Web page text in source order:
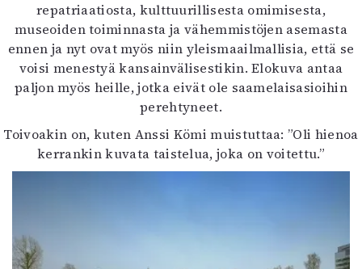
repatriaatiosta, kulttuurillisesta omimisesta,
museoiden toiminnasta ja vähemmistöjen asemasta
ennen ja nyt ovat myös niin yleismaailmallisia, että se
voisi menestyä kansainvälisestikin. Elokuva antaa
paljon myös heille, jotka eivät ole saamelaisasioihin
perehtyneet.
Toivoakin on, kuten Anssi Kömi muistuttaa: ”Oli hienoa
kerrankin kuvata taistelua, joka on voitettu.”